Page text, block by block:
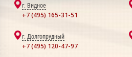
г. Видное
+7 (495) 165-31-51
г. Долгопрудный
+7 (495) 120-47-97